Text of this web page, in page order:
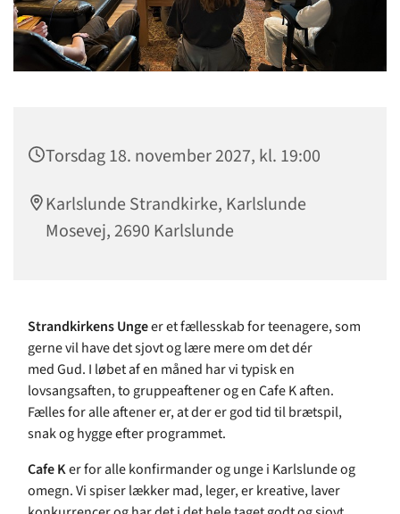
Torsdag 18. november 2027, kl. 19:00
Karlslunde Strandkirke, Karlslunde
Mosevej, 2690 Karlslunde
Strandkirkens Ungeer et fællesskab for teenagere, som
gerne vil have det sjovt og lære mere om det dér
med Gud. I løbet af en måned har vi typisk en
lovsangsaften, to gruppeaftener og en Cafe K aften.
Fælles for alle aftener er, at der er god tid til brætspil,
snak og hygge efter programmet.
Cafe Ker for alle konfirmander og unge i Karlslunde og
omegn. Vi spiser lækker mad, leger, er kreative, laver